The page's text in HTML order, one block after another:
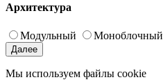
Архитектура
Модульный Моноблочный
Далее
Мы используем файлы cookie